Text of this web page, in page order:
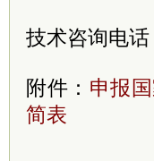
技术咨询电话
附件： 申报
简表